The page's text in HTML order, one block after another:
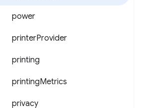
power
printerProvider
printing
printingMetrics
privacy